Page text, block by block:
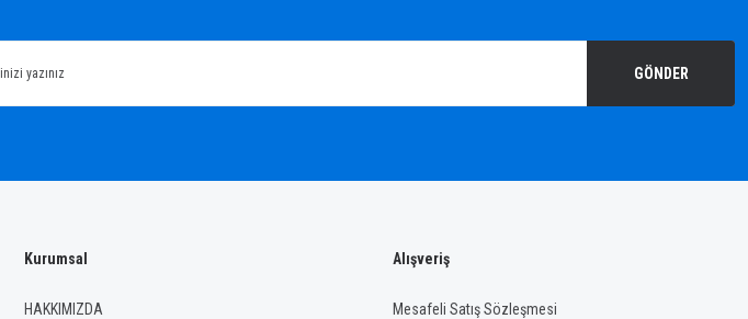
GÖNDER
Kurumsal
HAKKIMIZDA
Alışveriş
Mesafeli Satış Sözleşmesi